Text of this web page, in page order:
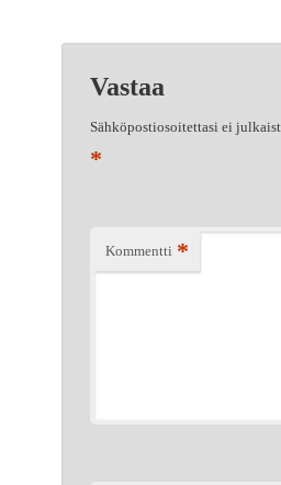
Vastaa
Sähköpostiosoitettasi ei
*
Kommentti *